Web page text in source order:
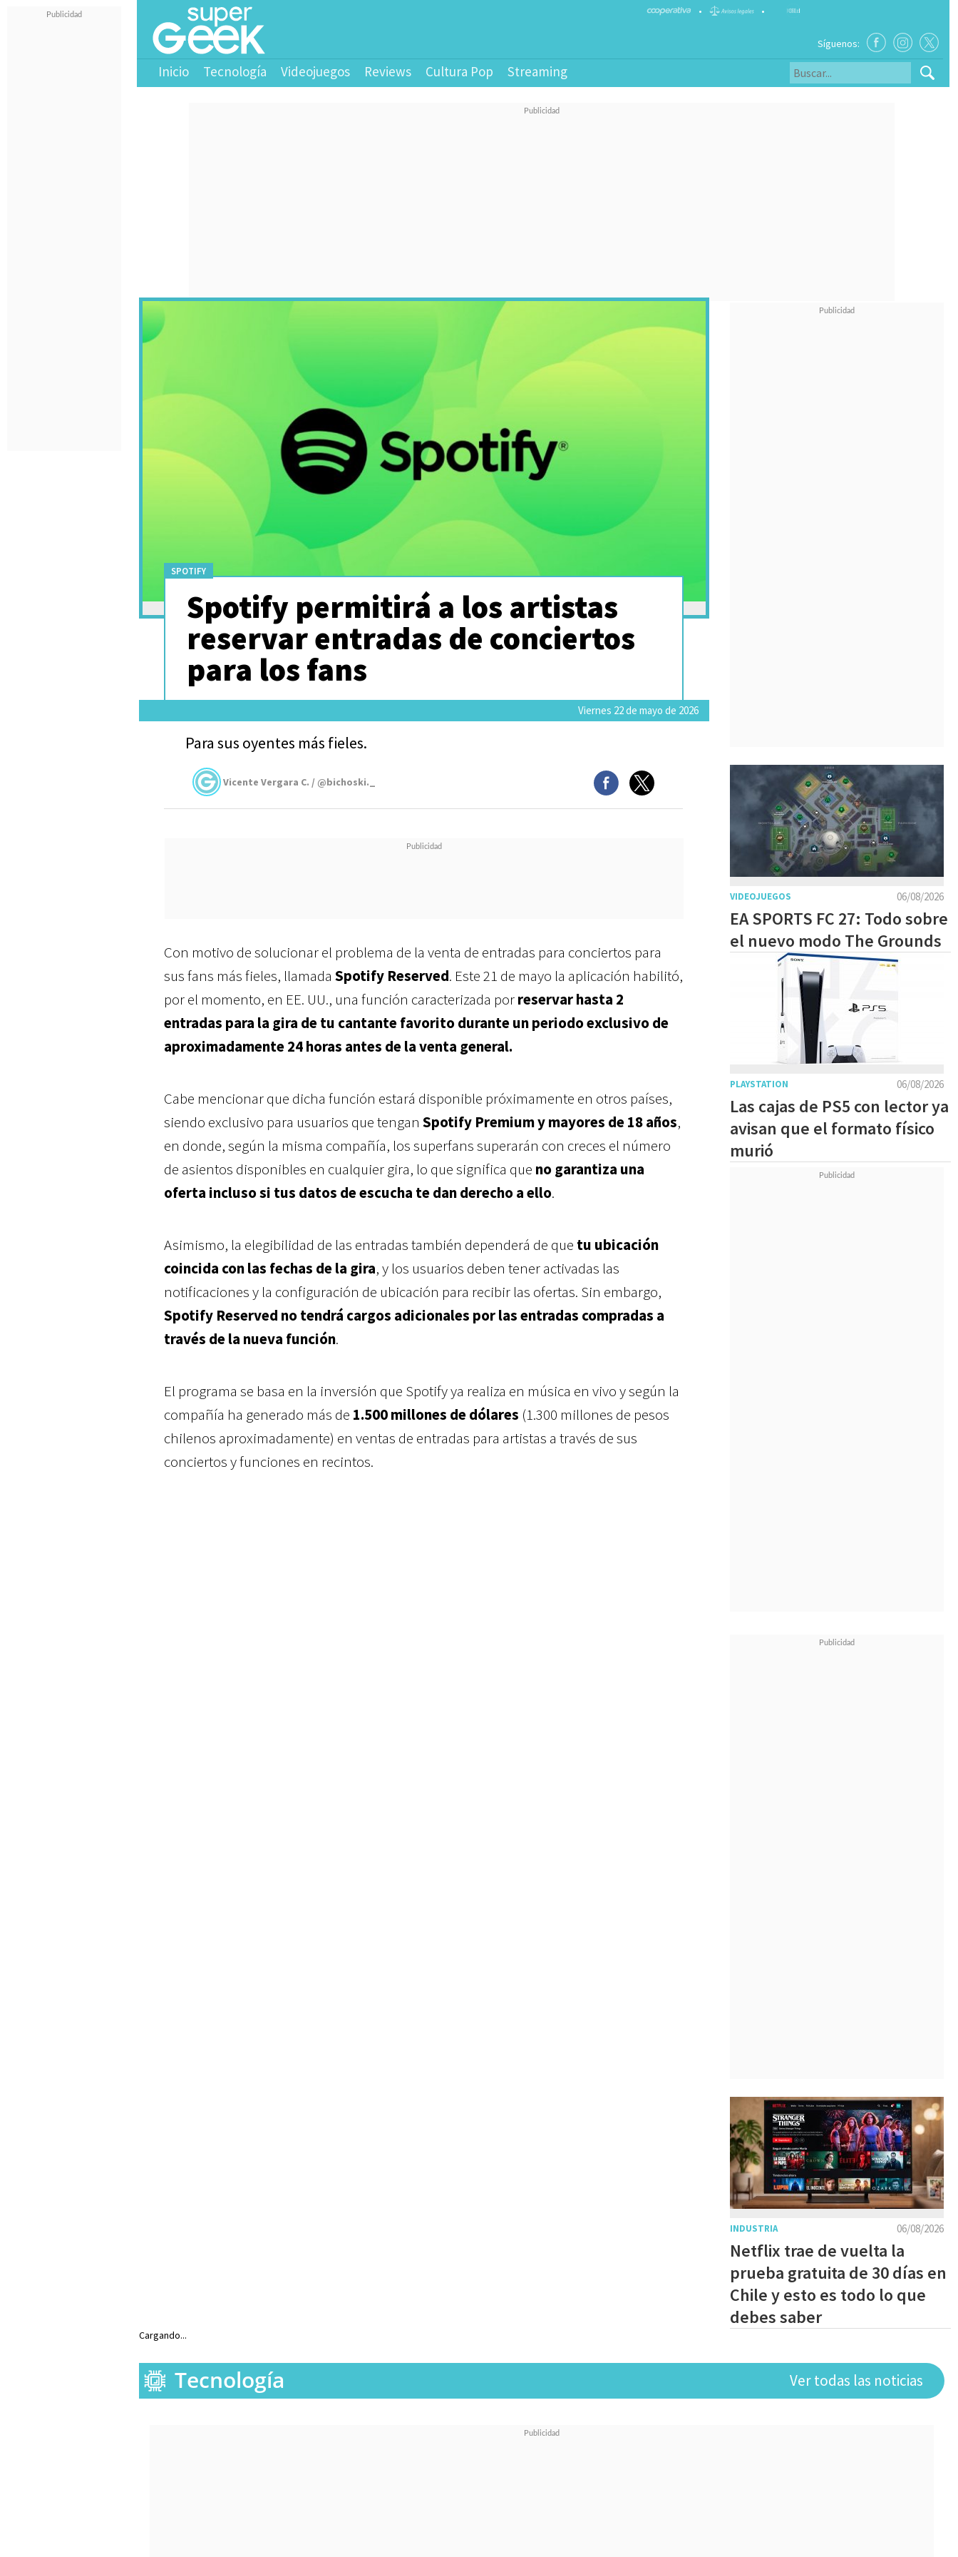
• •
Síguenos:
Inicio Tecnología Videojuegos Reviews Cultura Pop Streaming
SPOTIFY
Spotify permitirá a los artistas
reservar entradas de conciertos
para los fans
Viernes 22 de mayo de 2026
Para sus oyentes más fieles.
Vicente Vergara C. / @bichoski._
Con motivo de solucionar el problema de la venta de entradas para conciertos para
sus fans más fieles, llamada Spotify Reserved. Este 21 de mayo la aplicación habilitó,
por el momento, en EE. UU., una función caracterizada porreservar hasta 2
entradas para la gira de tu cantante favorito durante un periodo exclusivo de
aproximadamente 24 horas antes de la venta general.
Cabe mencionar que dicha función estará disponible próximamente en otros países,
siendo exclusivo para usuarios que tengan Spotify Premiumy mayores de 18 años,
en donde, según la misma compañía, los superfans superarán con creces el número
de asientos disponibles en cualquier gira, lo que significa que no garantiza una
oferta incluso si tus datos de escucha te dan derecho a ello.
Asimismo, la elegibilidad de las entradas también dependerá de que tu ubicación
coincida con las fechas de la gira, y los usuarios deben tener activadas las
notificaciones y la configuración de ubicación para recibir las ofertas. Sin embargo,
Spotify Reserved no tendrá cargos adicionales por las entradas compradas a
través de la nueva función.
El programa se basa en la inversión que Spotify ya realiza en música en vivo y según la
compañía ha generado más de 1.500 millones de dólares (1.300 millones de pesos
chilenos aproximadamente) en ventas de entradas para artistas a través de sus
conciertos y funciones en recintos.
06/08/2026
VIDEOJUEGOS
EA SPORTS FC 27: Todo sobre
el nuevo modo The Grounds
06/08/2026
PLAYSTATION
Las cajas de PS5 con lector ya
avisan que el formato físico
murió
06/08/2026
INDUSTRIA
Netflix trae de vuelta la
prueba gratuita de 30 días en
Chile y esto es todo lo que
debes saber
Cargando...
Ver todas las noticias
Tecnología